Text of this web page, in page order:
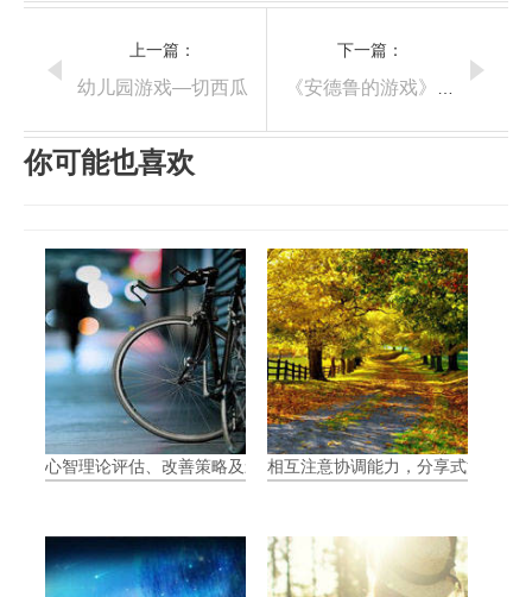
上一篇：
幼儿园游戏—切西瓜
下一篇：
你可能也喜欢
心智理论评估、改善策略及影响相互注意协调能力，分享式注意力